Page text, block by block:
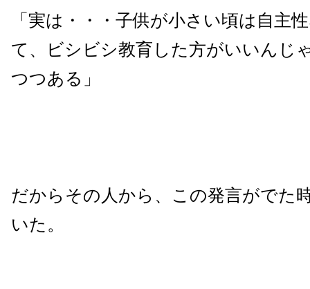
「実は・・・子供が小さい頃は自主
て、ビシビシ教育した方がいいんじ
つつある」
だからその人から、この発言がでた
いた。